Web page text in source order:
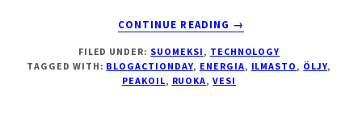
CONTINUE READING
ABOUT
ÖLJY
JA
→
FILED UNDER: SUOMEKSI , TECHNOLOGY
TAGGED WITH: BLOGACTIONDAY, ENERGIA, ILMASTO , ÖLJY,
PEAKOIL, RUOKA,VESI